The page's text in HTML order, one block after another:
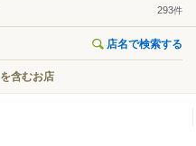
293件
店名で検索する
を含むお店